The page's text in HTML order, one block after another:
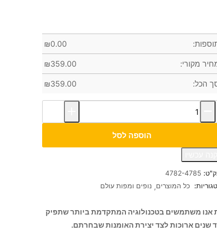
₪0.00
מקורי: ₪359.00
הכל: ₪359.00
הוספה לסל
4782-4785
כל המוצרים נופים ומפות עולם
משתמשים בטכנולוגיה המתקדמת ביותר שתפיק
שנים ארוכות לצד יצירת האומנות שבחרתם.